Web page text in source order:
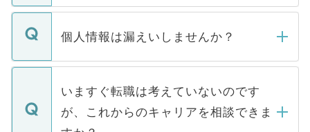
ません。
■応募殺到を避けるため 人気のある医療機
関を公にしてしまうと、応募が殺到する場
に、医療機関が求める条件に合った人材の
みを人材紹介会社に依頼するケースが増え
転職・入職を強要することは一切ありませ
ん。また、仮に応募先から内定をいただい
定を承諾する必要はありません。内定先へ
の辞退の連絡はキャリアパートナーが行い
ますので、ご安心ください。
個人情報は漏えいしませんか？
個人情報が漏えいすることはありませんの
で、ご安心ください。当サイトからの登録
などで収集したご登録者様の個人情報は、
ご本人のキャリアアップおよび転職活動の
いますぐ転職は考えていないのです
が、これからのキャリアを相談できま